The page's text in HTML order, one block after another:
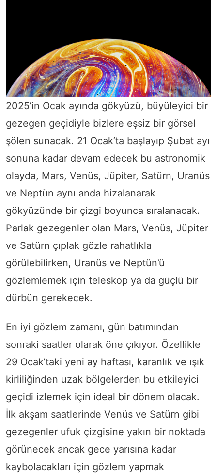
2025’in Ocak ayında gökyüzü, büyüleyici bir
gezegen geçidiyle bizlere eşsiz bir görsel
şölen sunacak. 21 Ocak’ta başlayıp Şubat ayı
sonuna kadar devam edecek bu astronomik
olayda, Mars, Venüs, Jüpiter, Satürn, Uranüs
ve Neptün aynı anda hizalanarak
gökyüzünde bir çizgi boyunca sıralanacak.
Parlak gezegenler olan Mars, Venüs, Jüpiter
ve Satürn çıplak gözle rahatlıkla
görülebilirken, Uranüs ve Neptün’ü
gözlemlemek için teleskop ya da güçlü bir
dürbün gerekecek.
En iyi gözlem zamanı, gün batımından
sonraki saatler olarak öne çıkıyor. Özellikle
29 Ocak’taki yeni ay haftası, karanlık ve ışık
kirliliğinden uzak bölgelerden bu etkileyici
geçidi izlemek için ideal bir dönem olacak.
İlk akşam saatlerinde Venüs ve Satürn gibi
gezegenler ufuk çizgisine yakın bir noktada
görünecek ancak gece yarısına kadar
kaybolacakları için gözlem yapmak